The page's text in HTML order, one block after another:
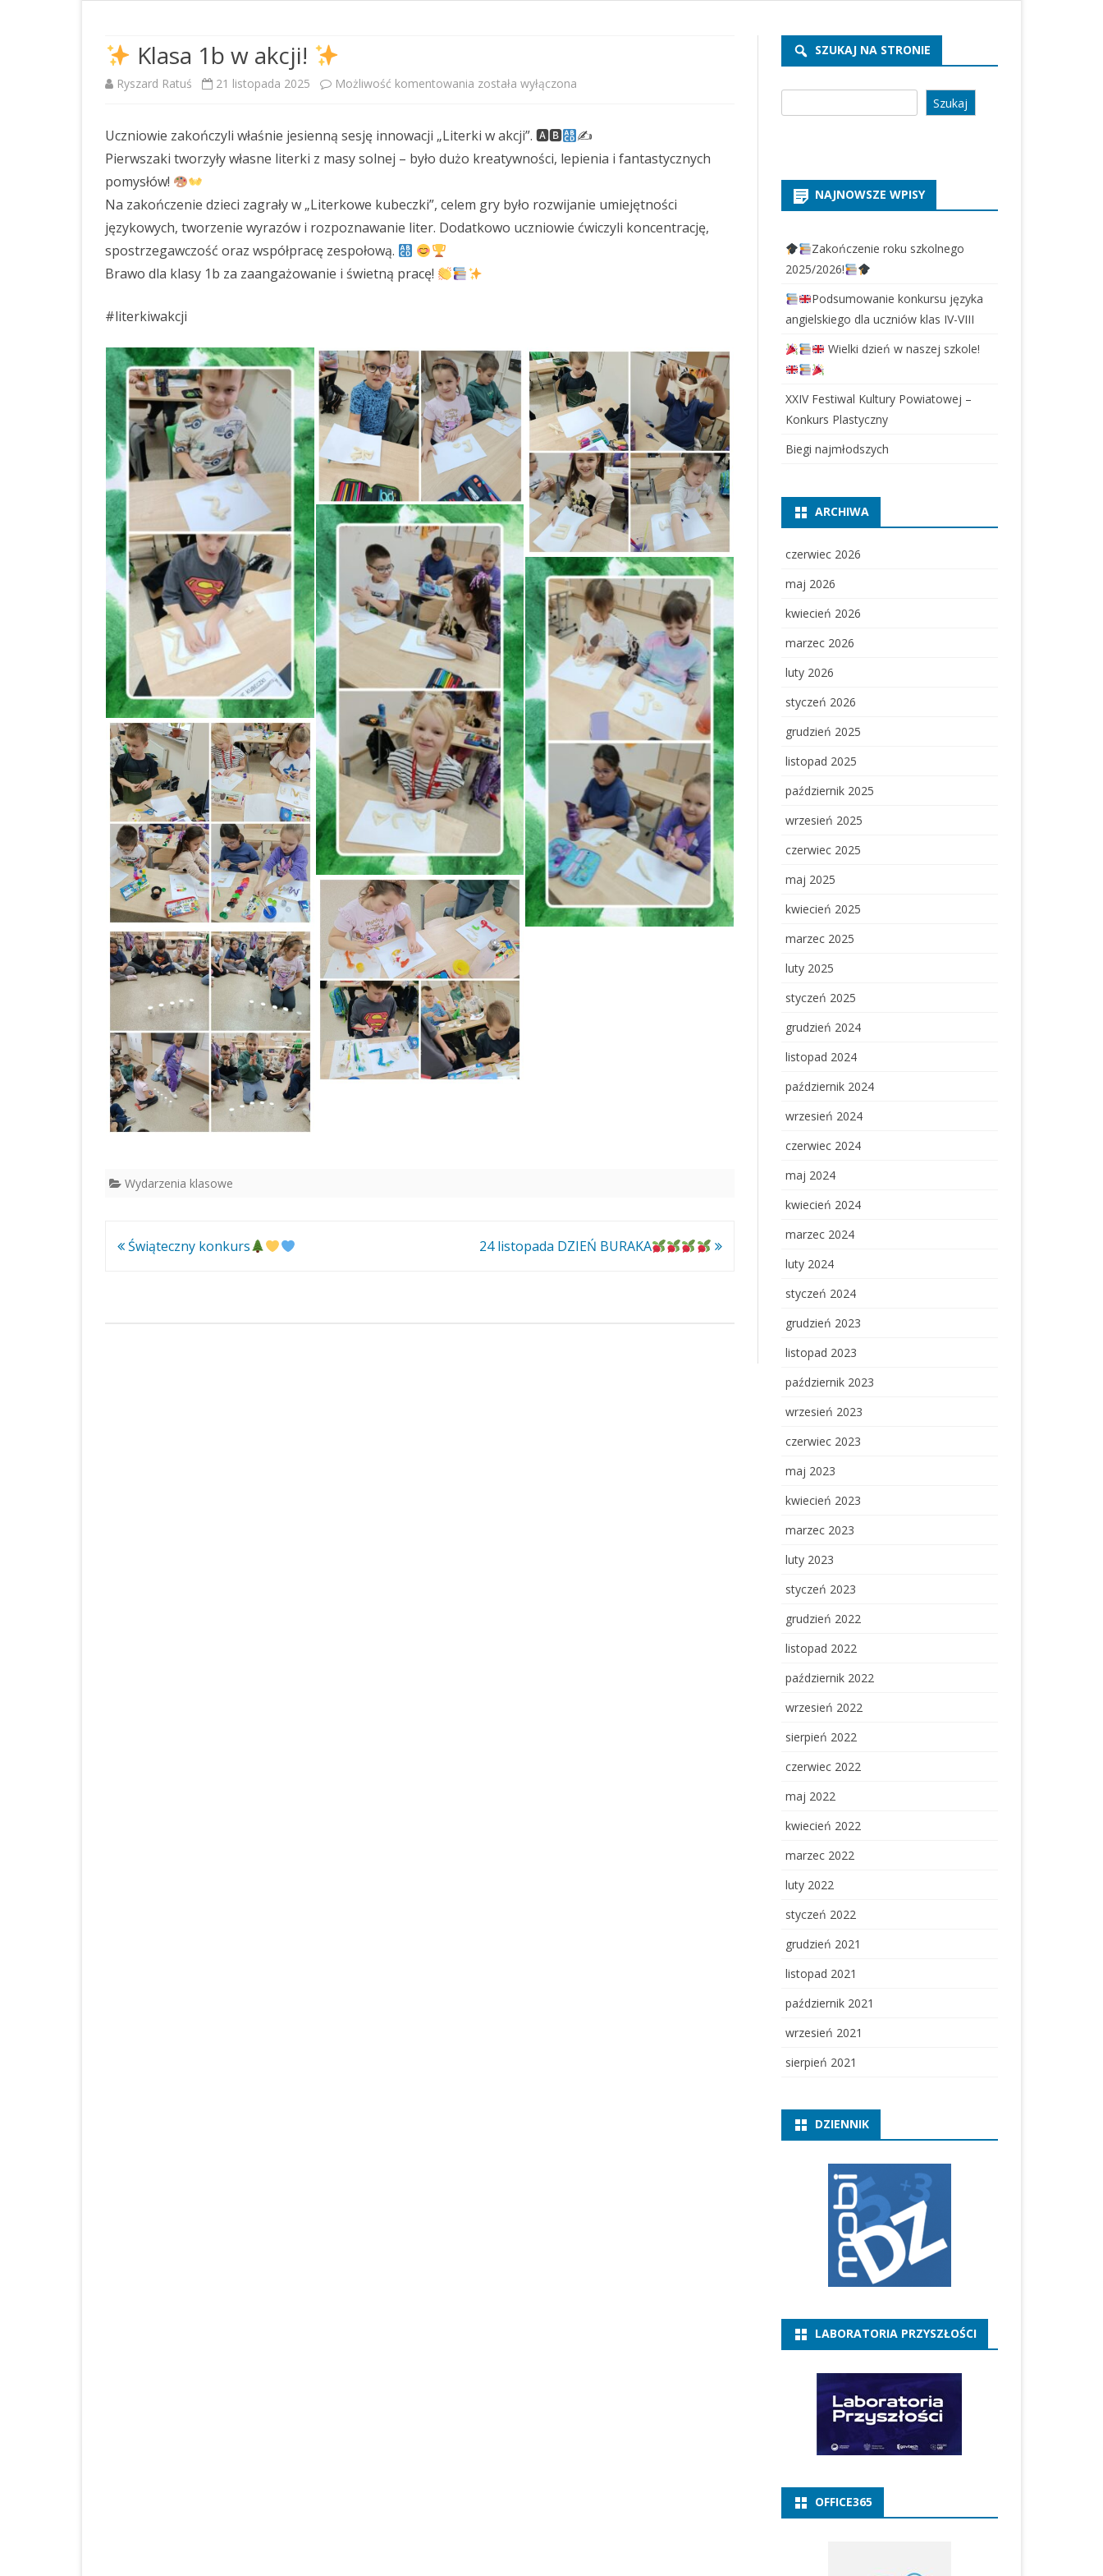
KALENDARZ ROKU SZKOLNEGO
RAPORT O STANIE
ZAPEWNIENIA DOSTĘPNOŚCI
OŚWIADCZENIE O STANIE
PLAN POSTĘPOWAŃ O
UDZIELENIE ZAMÓWIENIA NA
PLAN POSTĘPOWAŃ O
ROK 2025
PLAN POSTĘPOWAŃ O
UDZIELENIE ZAMÓWIENIA NA
ROK 2024
ROCZNE SPRAWOZDANIE Z
UDZIELONYCH ZAMÓWIEŃ 2023
OGŁOSZENIA
ZAKUP I DOSTAWA
ARTYKUŁÓW ŻYWNOŚCIOWYCH
DO STOŁÓWKI SZKOLNEJ
ZESPOŁU SZKOLNO –
PRZEDSZKOLNEGO W
BABOROWIE W 2023 ROKU –
KOLEJNE POSTĘPOWANIE
INFORMACJA O KWOCIE, KTÓRĄ
ZAMIERZA PRZEZNACZYĆ
ZAMAWIAJĄCY NA REALIZACJĘ
ZAMÓWIENIA
PROTOKÓŁ Z OTWARCIA OFERT
– DOSTAWA ŻYWNOŚCI –
KOLEJNE POSTĘPOWANIE
ZAWIADOMIENIE O WYBORZE
NAJKORZYSTNIEJSZEJ OFERTY-
DOSTAWA ŻYWNOŚCI –
KOLEJNA POSTĘPOWANIE
OGŁOSZENIE O ZAMÓWIENIU.
ZAKUP I DOSTAWA
ARTYKUŁÓW ŻYWNOŚCIOWYCH
DO STOŁÓWKI SZKOLNEJ
ZESPOŁU SZKOLNO –
PRZEDSZKOLNEGO W
BABOROWIE W 2023 ROKU.
KONKURS NA STANOWISKO
GŁÓWNEGO KSIĘGOWEGO
NABÓR NA STANOWISKO
GŁÓWNEGO KSIĘGOWEGO W
ZESPOLE SZKOLNO –
PRZEDSZKOLNYM W
BABOROWIE
INFORMACJA O WYNIKACH
NABORU NA WOLNE
STANOWISKO URZĘDNICZE
GŁÓWNEGO KSIĘGOWEGO
2026/2027
Klasa 1b w akcji!
Ryszard Ratuś 21 listopada 2025
Możliwość komentowania
1b
w
została wyłączona
Uczniowie zakończyli właśnie jesienną sesję innowacji „Literki w akcji”. 🅰🅱
✍
Pierwszaki tworzyły własne literki z masy solnej – było dużo kreatywności, lepienia i fantastycznych
pomysłów!
Na zakończenie dzieci zagrały w „Literkowe kubeczki”, celem gry było rozwijanie umiejętności
językowych, tworzenie wyrazów i rozpoznawanie liter. Dodatkowo uczniowie ćwiczyli koncentrację,
spostrzegawczość oraz współpracę zespołową.
Brawo dla klasy 1b za zaangażowanie i świetną pracę!
#literkiwakcji
Wydarzenia klasowe
Nawigacja
Świąteczny konkurs 24 listopada DZIEŃ BURAKA
SZUKAJ NA STRONIE
Szukaj
NAJNOWSZE WPISY
Zakończenie roku szkolnego
2025/2026!
Podsumowanie konkursu języka
angielskiego dla uczniów klas IV-VIII
Wielki dzień w naszej szkole!
XXIV Festiwal Kultury Powiatowej –
Konkurs Plastyczny
Biegi najmłodszych
ARCHIWA
czerwiec 2026
maj 2026
kwiecień 2026
marzec 2026
luty 2026
styczeń 2026
grudzień 2025
listopad 2025
październik 2025
wrzesień 2025
czerwiec 2025
maj 2025
kwiecień 2025
marzec 2025
luty 2025
styczeń 2025
grudzień 2024
listopad 2024
październik 2024
wrzesień 2024
czerwiec 2024
maj 2024
kwiecień 2024
marzec 2024
luty 2024
styczeń 2024
grudzień 2023
listopad 2023
październik 2023
wrzesień 2023
czerwiec 2023
maj 2023
kwiecień 2023
marzec 2023
luty 2023
styczeń 2023
grudzień 2022
listopad 2022
październik 2022
wrzesień 2022
sierpień 2022
czerwiec 2022
maj 2022
kwiecień 2022
marzec 2022
luty 2022
styczeń 2022
grudzień 2021
listopad 2021
październik 2021
wrzesień 2021
sierpień 2021
DZIENNIK
LABORATORIA PRZYSZŁOŚCI
OFFICE365